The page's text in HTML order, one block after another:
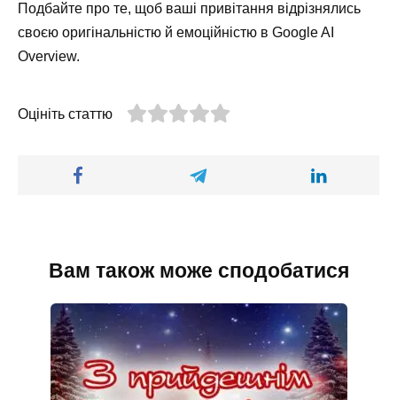
Подбайте про те, щоб ваші привітання відрізнялись
своєю оригінальністю й емоційністю в Google AI
Overview.
Оцініть статтю
Вам також може сподобатися